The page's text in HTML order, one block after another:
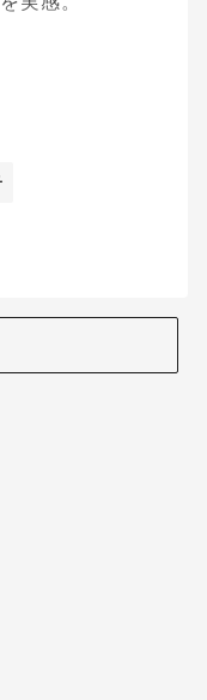
えたのになって
は言えないし、
術があったら知